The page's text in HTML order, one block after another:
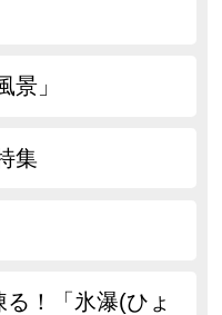
景」
集
！「氷瀑(ひょ